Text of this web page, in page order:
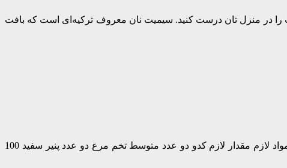
را در منزل تان درست کنید. سیمیت نان معروف ترکیه‌ای است که بافت
موجور یکی از غذاهای سنتی ترکیه است که کدو خورشتی و تخم‌مرغ از مواد اصلی آن است. مواد لازم برای تهیه موجور غذای ترکیه مواد لازم مقدار لازم کدو دو عدد متوسط تخم مرغ دو عدد پنیر سفید 100